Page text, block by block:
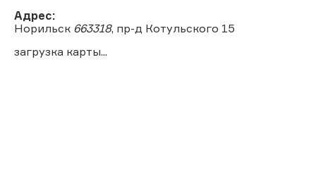
Адрес:
Норильск 663318, пр-д Котульского 15
загрузка карты...